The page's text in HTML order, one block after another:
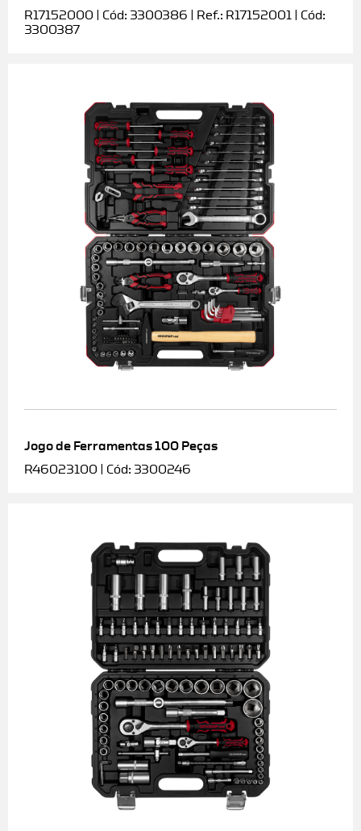
R17152000 | Cód: 3300386 | Ref.: R17152001 | Cód:
3300387
Jogo de Ferramentas 100 Peças
R46023100 | Cód: 3300246